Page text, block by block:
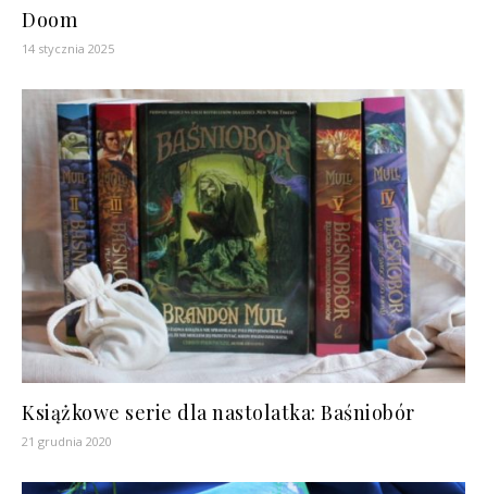
Doom
14 stycznia 2025
Książkowe serie dla nastolatka: Baśniobór
21 grudnia 2020